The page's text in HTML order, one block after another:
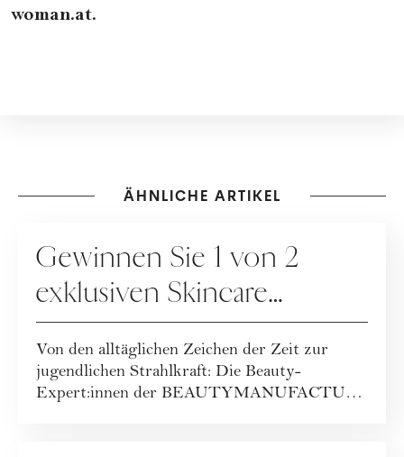
woman.at.
ÄHNLICHE ARTIKEL
Gewinnen Sie 1 von 2
exklusiven Skincare
Packages der
BEAUTYMANUFACTUR!
Von den alltäglichen Zeichen der Zeit zur
jugendlichen Strahlkraft: Die Beauty-
Expert:innen der BEAUTYMANUFACTUR